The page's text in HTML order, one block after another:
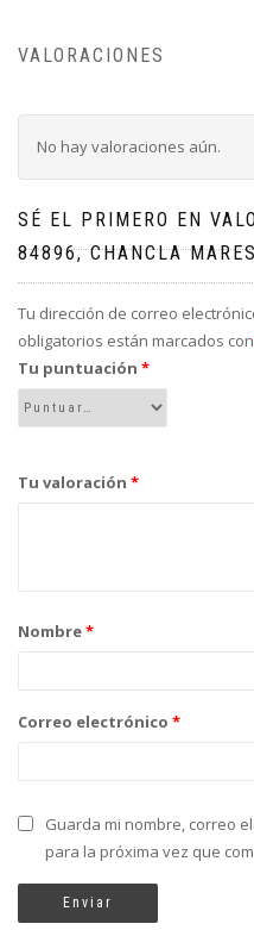
VALORACIONES
No hay valoraciones aún.
SÉ EL PRIMERO EN
84896, CHANCLA
Tu dirección de correo
obligatorios están marcados con
Tu puntuación *
Tu valoración *
Nombre*
Correo electrónico *
Guarda mi nombre, correo
para la próxima vez que